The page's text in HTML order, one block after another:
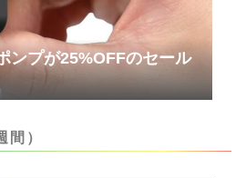
ンプが25%OFFのセール
間）